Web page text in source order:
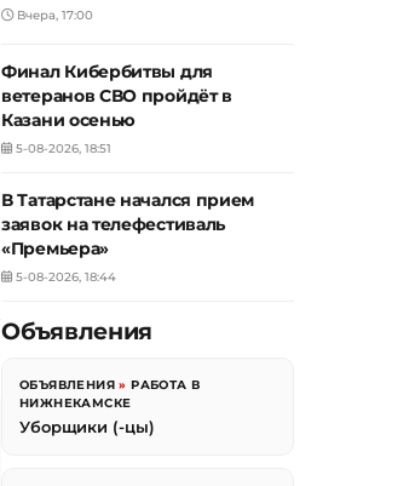
Вчера, 17:00
Финал Кибербитвы для
ветеранов СВО пройдёт в
Казани осенью
5-08-2026, 18:51
В Татарстане начался прием
заявок на телефестиваль
«Премьера»
5-08-2026, 18:44
Объявления
ОБЪЯВЛЕНИЯ »РАБОТА В
НИЖНЕКАМСКЕ
Уборщики (-цы)